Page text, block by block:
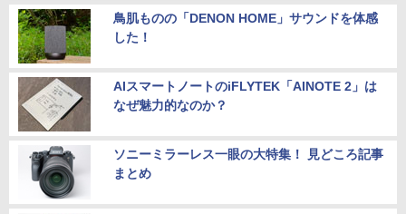
鳥肌ものの「DENON HOME」サウンドを体感
した！
AIスマートノートのiFLYTEK「AINOTE 2」は
なぜ魅力的なのか？
ソニーミラーレス一眼の大特集！ 見どころ記事
まとめ